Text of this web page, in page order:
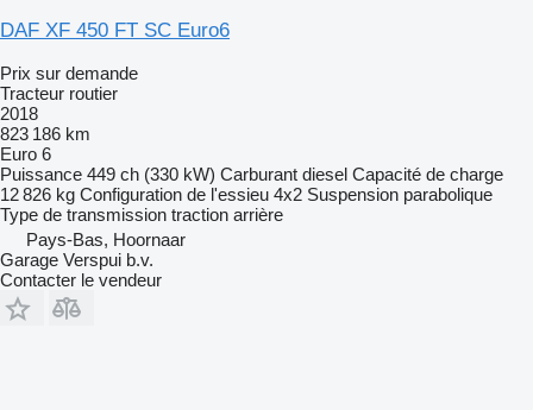
DAF XF 450 FT SC Euro6
Prix sur demande
Tracteur routier
2018
823 186 km
Euro 6
Puissance 449 ch (330 kW) Carburant diesel Capacité de charge
12 826 kg Configuration de l'essieu 4x2 Suspension parabolique
Type de transmission traction arrière
Pays-Bas, Hoornaar
Garage Verspui b.v.
Contacter le vendeur